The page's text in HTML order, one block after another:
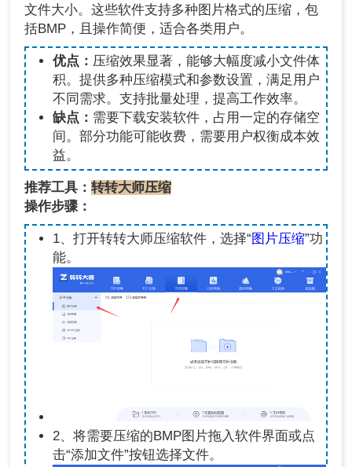
文件大小。这些软件支持多种图片格式的压缩，包
括BMP，且操作简便，适合各类用户。
优点： 压缩效果显著，能够大幅度减小文件体
积。提供多种压缩模式和参数设置，满足用户
不同需求。支持批量处理，提高工作效率。
缺点： 需要下载安装软件，占用一定的存储空
间。部分功能可能收费，需要用户权衡成本效
益。
推荐工具：转转大师压缩
操作步骤：
1、打开转转大师压缩软件，选择“ 图片压缩”功
能。
2、将需要压缩的BMP图片拖入软件界面或点
击“添加文件”按钮选择文件。